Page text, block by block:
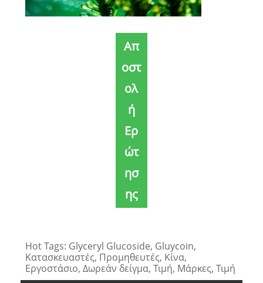
Απ
οστ
ολ
ή
Ερ
ώτ
ησ
ης
Hot Tags: Glyceryl Glucoside, Gluycoin,
Κατασκευαστές, Προμηθευτές, Κίνα,
Εργοστάσιο, Δωρεάν δείγμα, Τιμή, Μάρκες, Τιμή